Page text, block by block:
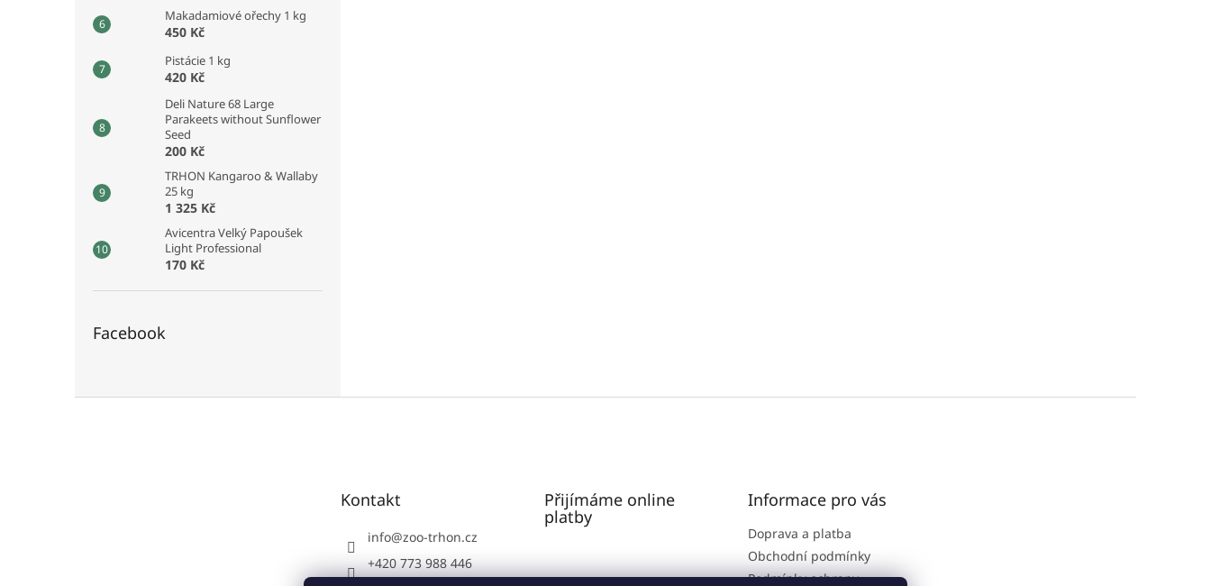
Makadamiové ořechy 1 kg
450 Kč
Pistácie 1 kg
420 Kč
Deli Nature 68 Large
Parakeets without Sunflower
Seed
200 Kč
TRHON Kangaroo & Wallaby
25 kg
1 325 Kč
Avicentra Velký Papoušek
Light Professional
170 Kč
Facebook
Kontakt
info@zoo-trhon.cz
+420 773 988 446
Přijímáme online
platby
Informace pro vás
Doprava a platba
Obchodní podmínky
Podmínky ochrany